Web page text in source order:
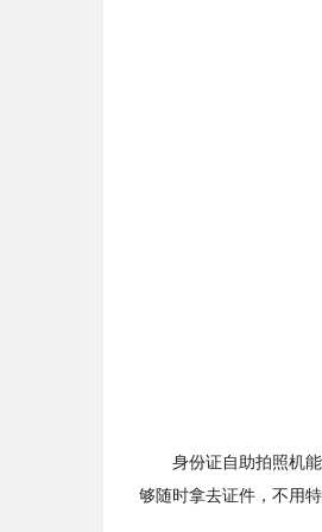
身份证自助拍照机能
够随时拿去证件，不用